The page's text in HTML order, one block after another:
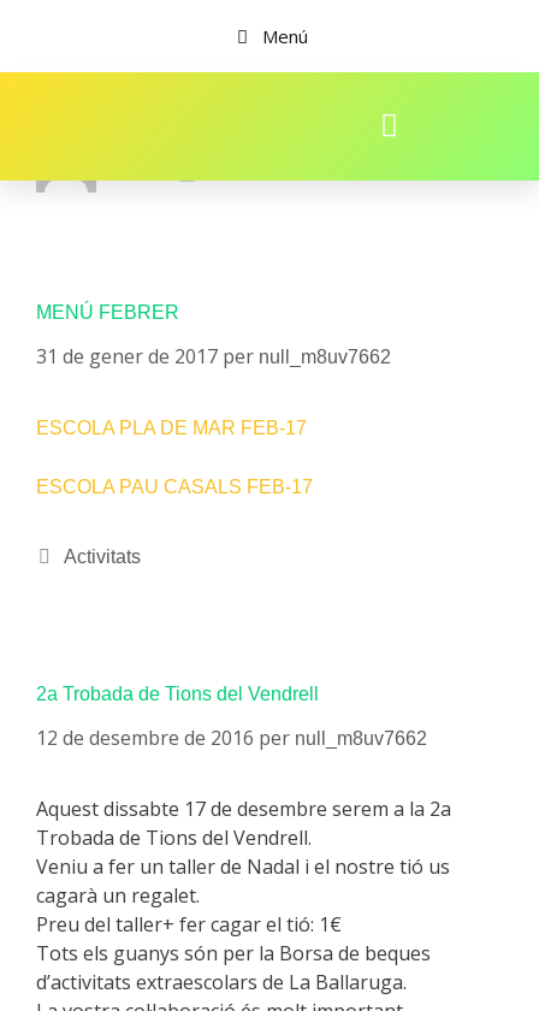
Menú
MENÚ FEBRER
31 de gener de 2017 per null_m8uv7662
ESCOLA PLA DE MAR FEB-17
ESCOLA PAU CASALS FEB-17
Activitats
2a Trobada de Tions del Vendrell
12 de desembre de 2016 per null_m8uv7662
Aquest dissabte 17 de desembre serem a la 2a
Trobada de Tions del Vendrell.
Veniu a fer un taller de Nadal i el nostre tió us
cagarà un regalet.
Preu del taller+ fer cagar el tió: 1€
Tots els guanys són per la Borsa de beques
d’activitats extraescolars de La Ballaruga.